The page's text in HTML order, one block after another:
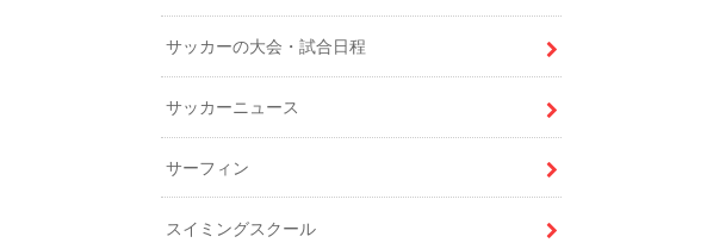
サッカーの大会・試合日程
サッカーニュース
サーフィン
スイミングスクール